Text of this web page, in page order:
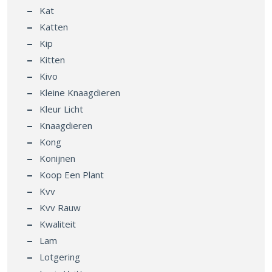
Kat
Katten
Kip
Kitten
Kivo
Kleine Knaagdieren
Kleur Licht
Knaagdieren
Kong
Konijnen
Koop Een Plant
Kvv
Kvv Rauw
Kwaliteit
Lam
Lotgering